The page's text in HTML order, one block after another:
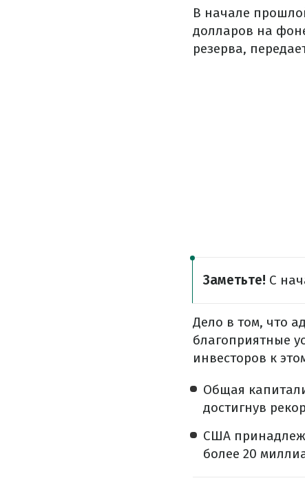
В начале
долларов на
резерва,
Заметьте! С
Дело в том, что
благоприятные
инвесторов к
Общая
достигнув
США
более 20